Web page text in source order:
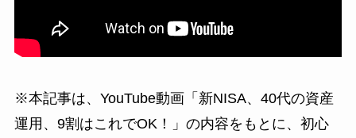
※本記事は、YouTube動画「新NISA、40代の資産
運用、9割はこれでOK！」の内容をもとに、初心